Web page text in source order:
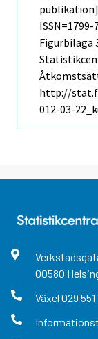
ISSN=1799-
Figurbilaga
http://
012-03-
00580
Växel 029 551